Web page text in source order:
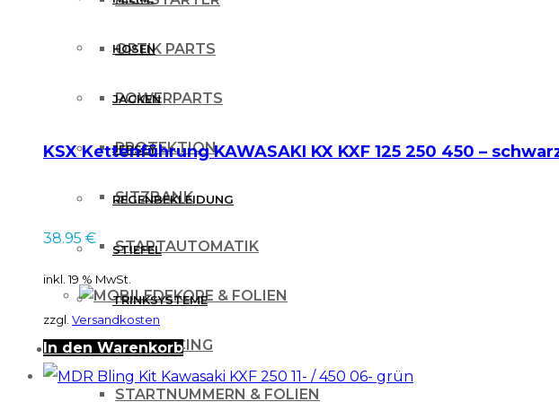
OPTIK PARTS
POWERPARTS
PROTEKTION
SITZBANK
STARTAUTOMATIK
DEKORE & FOLIEN
IHLE-RACING
STARTNUMMERN & FOLIEN
HOSEN
JACKEN
JERSEY
REGENBEKLEIDUNG
STIEFEL
TRINKSYSTEME
PROTEKTOREN
KSX Kettenführung KAWASAKI KX KXF 125 250 450 –
38.95 €
inkl. 19 % MwSt.
zzgl. Versandkosten
In den Warenkorb